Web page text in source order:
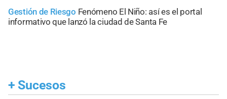
Gestión de Riesgo Fenómeno El Niño: así es el portal
informativo que lanzó la ciudad de Santa Fe
+ Sucesos